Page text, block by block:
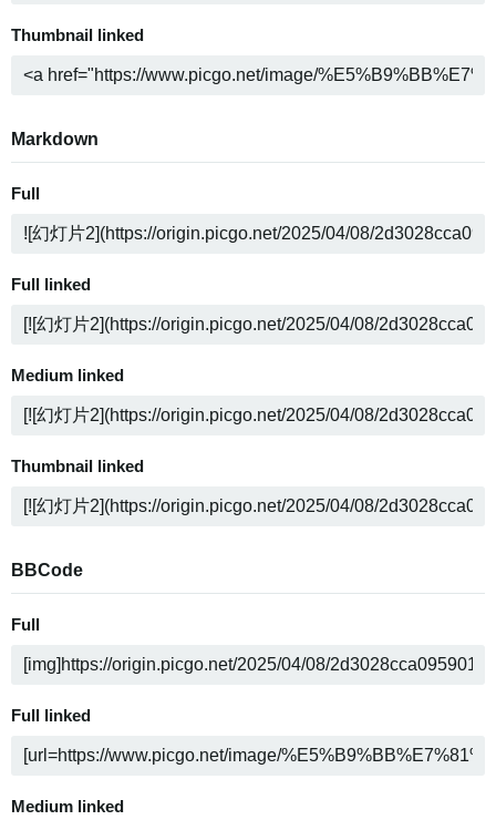
Thumbnail linked
Markdown
Full
Full linked
Medium linked
Thumbnail linked
BBCode
Full
Full linked
Medium linked